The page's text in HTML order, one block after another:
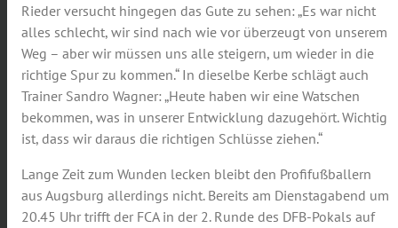
Rieder versucht hingegen das Gute zu sehen: „Es war nicht
alles schlecht, wir sind nach wie vor überzeugt von unserem
Weg – aber wir müssen uns alle steigern, um wieder in die
richtige Spur zu kommen.“ In dieselbe Kerbe schlägt auch
Trainer Sandro Wagner: „Heute haben wir eine Watschen
bekommen, was in unserer Entwicklung dazugehört. Wichtig
ist, dass wir daraus die richtigen Schlüsse ziehen.“
Lange Zeit zum Wunden lecken bleibt den Profifußballern
aus Augsburg allerdings nicht. Bereits am Dienstagabend um
20.45 Uhr trifft der FCA in der 2. Runde des DFB-Pokals auf